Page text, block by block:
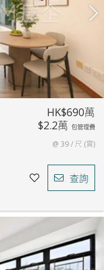
HK$690萬
$2.2萬 包管理費
@ 39 / 尺 (實)
查詢